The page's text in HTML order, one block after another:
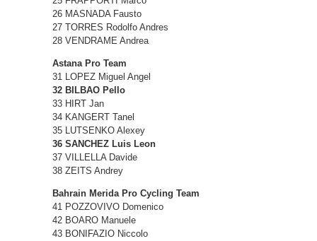
26 MASNADA Fausto
27 TORRES Rodolfo Andres
28 VENDRAME Andrea
Astana Pro Team
31 LOPEZ Miguel Angel
32 BILBAO Pello
33 HIRT Jan
34 KANGERT Tanel
35 LUTSENKO Alexey
36 SANCHEZ Luis Leon
37 VILLELLA Davide
38 ZEITS Andrey
Bahrain Merida Pro Cycling Team
41 POZZOVIVO Domenico
42 BOARO Manuele
43 BONIFAZIO Niccolo